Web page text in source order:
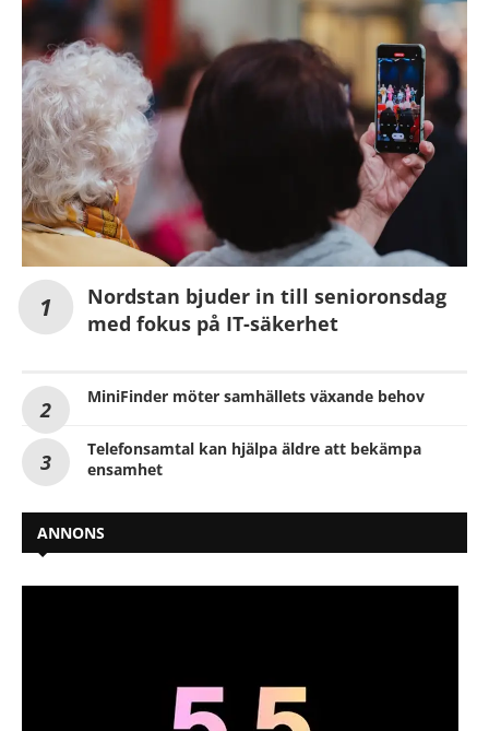
Nordstan bjuder in till senioronsdag
med fokus på IT-säkerhet
MiniFinder möter samhällets växande behov
Telefonsamtal kan hjälpa äldre att bekämpa
ensamhet
ANNONS